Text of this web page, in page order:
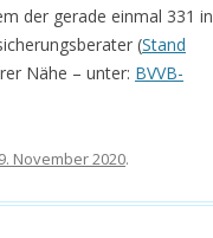
der gerade einmal 331 in
(Stand
Nähe – unter: BVVB-
9. November 2020.